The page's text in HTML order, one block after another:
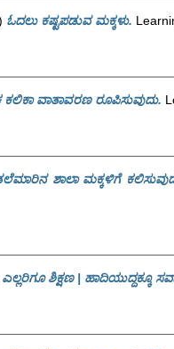
ಓದಲು ಕಷ್ಟಪಡುವ ಮಕ್ಕಳು.
ಕಲಿಕಾ ವಾತಾವರಣ ರೂಪಿಸುವುದು.
ಶಾಲಾ ಮಕ್ಕಳಿಗೆ
ಎಲ್ಲರಿಗೂ ಶಿಕ್ಷಣ | ಹಾದಿಯುದ್ದಕ್ಕೂ